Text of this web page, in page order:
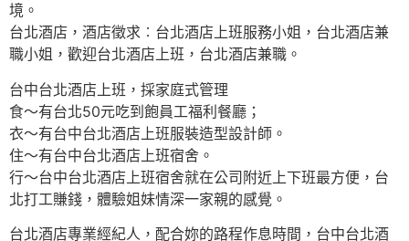
境。
台北酒店，酒店徵求︰台北酒店上班服務小姐，台北酒店兼
職小姐，歡迎台北酒店上班，台北酒店兼職。
台中台北酒店上班，採家庭式管理
食～有台北50元吃到飽員工福利餐廳；
衣～有台中台北酒店上班服裝造型設計師。
住～有台中台北酒店上班宿舍。
行～台中台北酒店上班宿舍就在公司附近上下班最方便，台
北打工賺錢，體驗姐妹情深一家親的感覺。
台北酒店專業經紀人，配合妳的路程作息時間，台中台北酒